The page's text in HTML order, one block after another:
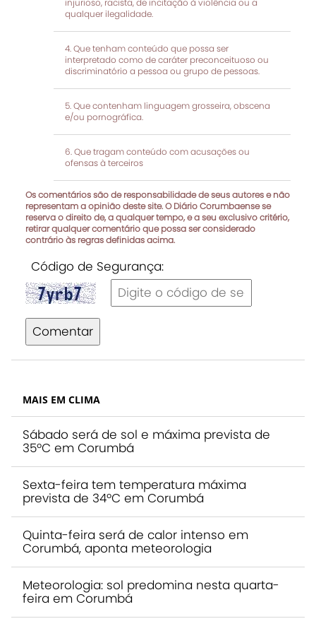
qualquer ilegalidade.
Que tenham conteúdo que possa ser
interpretado como de caráter preconceituoso ou
discriminatório a pessoa ou grupo de pessoas.
Que contenham linguagem grosseira, obscena
e/ou pornográfica.
Que tragam conteúdo com acusações ou
ofensas à terceiros
Os comentários são de responsabilidade de seus autores e não
representam a opinião deste site. O Diário Corumbaense se
reserva o direito de, a qualquer tempo, e a seu exclusivo critério,
retirar qualquer comentário que possa ser considerado
contrário às regras definidas acima.
Código de Segurança:
Comentar
MAIS EM CLIMA
Sábado será de sol e máxima prevista de
35ºC em Corumbá
Sexta-feira tem temperatura máxima
prevista de 34ºC em Corumbá
Quinta-feira será de calor intenso em
Corumbá, aponta meteorologia
Meteorologia: sol predomina nesta quarta-
feira em Corumbá